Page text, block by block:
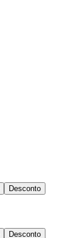
Desconto
Desconto